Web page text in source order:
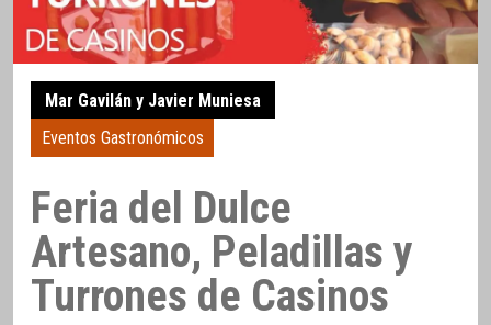
Mar Gavilán y Javier Muniesa
Eventos Gastronómicos
Feria del Dulce
Artesano, Peladillas y
Turrones de Casinos